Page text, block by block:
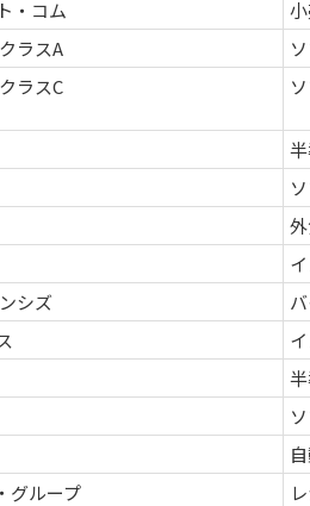
・コム
ラスA
ラスC
シズ
グループ